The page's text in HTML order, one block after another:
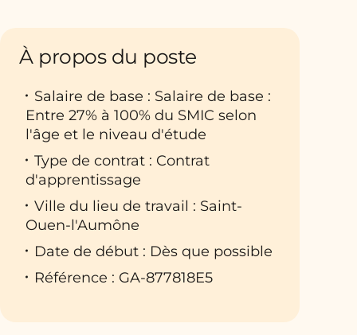
À propos du poste
Salaire de base : Salaire de base :
Entre 27% à 100% du SMIC selon
l'âge et le niveau d'étude
Type de contrat : Contrat
d'apprentissage
Ville du lieu de travail : Saint-
Ouen-l'Aumône
Date de début : Dès que possible
Référence : GA-877818E5